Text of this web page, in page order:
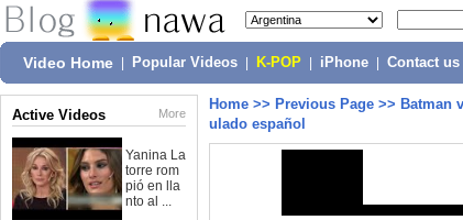
Video Home Popular Videos K-POP iPhone Contact us
Active Videos More
Yanina La
torre rom
pió en lla
nto al ...
Home >> Previous Page >> Batman
ulado español